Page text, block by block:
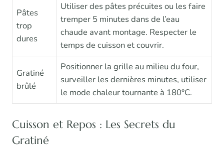
Pâtes
trop
dures
Utiliser des pâtes précuites ou les faire
tremper 5 minutes dans de l’eau
chaude avant montage. Respecter le
temps de cuisson et couvrir.
Gratiné
brûlé
Positionner la grille au milieu du four,
surveiller les dernières minutes, utiliser
le mode chaleur tournante à 180°C.
Cuisson et Repos : Les Secrets du
Gratiné